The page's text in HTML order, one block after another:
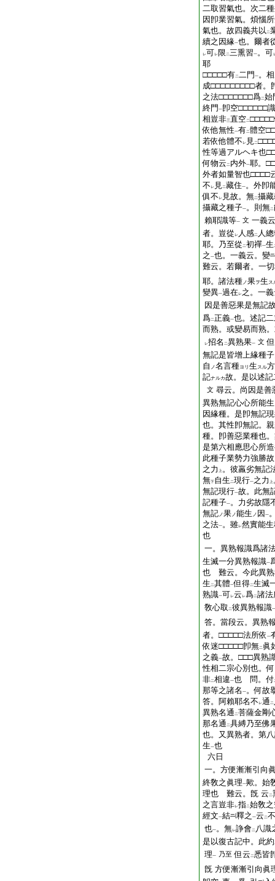
二取習氣也。次二
因卽業習氣。煩惱
氣也。故四義共以 二
續之因緣一也。爾者
レ可レ限 二三熏習一。可
耶
□□□□□有二二門 一。
成□□□□□□□□□者。
之法□□□□□□□爲二始
終門 一卽空□□□□□□
相豈非三直空二
依他無性一有二體空
若依他體不 レ 見二
性等過アルヘキ也
何物云 二 内外一耶。
外者如量智也□□□□
不 レ 見二藏住一。外卽
俱不 レ 見故。無二攝
攝藏之種子一。則無二
賴耶識等一 文 一義
者。豈從 レ 人感二 人
耶。乃至從 二初禪一生
之 一也。一義云。變
難云。若爾者。一
耶。諸法種ノ果ヲ生 ス
變異一過在レ之。一
因是善惡果是無記
爲二正義一也。述記
而熟。或變易而熟
レ招名 二異熟果一 文
無記是皆增上緣種子
自 ノ名言種ヨリ 生 スル方
記ナルカ故。是以述
文 尋云。尚因是
異熟無記心心所能
因緣種。是卽無記
也。其性卽無記。
種。卽善惡業種也
是第六相應思心所造
此種子業勢力強勝
之力
上 。彼羸劣無記
無下自生 二現行一之力 上
無記現行一故。此無
記種子一。力劣故隱
無記ノ果ノ能生 ノ 因 一
之法一。雖レ然實能
也
一。異熟報識爲諸
生滅一分異熟報識一
也 難云。今此異熟
生 二其體一但得二生滅
熟識一可レ云 レ爲二諸法
敎心取 二彼異熟報識一
答。當段云。異熟
者。□□□□□法所依 一
依迷□□□□□卽無二 眞
之義一故。□□□異熟
性相二宗心別也。
非二相違一也 問。付
那等之諸名 一。何故
答。阿賴耶名不 レ通 二
異熟名通 二菩薩金剛
那名通 二具縛乃至佛
也。又異熟者。第
生一也
六日
一。方便漸漸引向
終敎之眞理一歟。始
理也 難云。旣 云 二
之言豈非レ指二始敎
經文一結 釋之 一云 二
也一。無レ諍會二 八識
是以復古記中。此約
理一 乃至 但云 二悉皆
旣 方便漸漸引向眞